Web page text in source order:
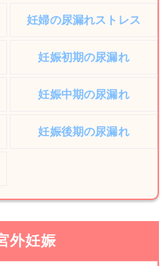
妊婦の尿漏れストレス
妊娠初期の尿漏れ
妊娠中期の尿漏れ
妊娠後期の尿漏れ
外妊娠